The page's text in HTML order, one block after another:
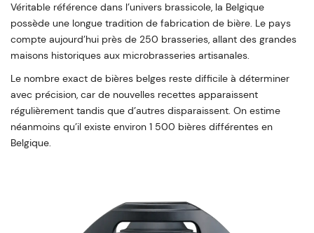
Véritable référence dans l’univers brassicole, la Belgique
possède une longue tradition de fabrication de bière. Le pays
compte aujourd’hui près de 250 brasseries, allant des grandes
maisons historiques aux microbrasseries artisanales.
Le nombre exact de bières belges reste difficile à déterminer
avec précision, car de nouvelles recettes apparaissent
régulièrement tandis que d’autres disparaissent. On estime
néanmoins qu’il existe environ 1 500 bières différentes en
Belgique.